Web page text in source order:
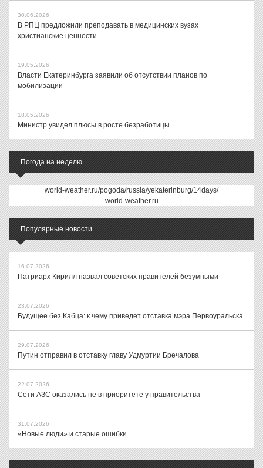
30.06.2026
В РПЦ предложили преподавать в медицинских вузах
христианские ценности
19.05.2026
Власти Екатеринбурга заявили об отсутствии планов по
мобилизации
18.05.2026
Министр увидел плюсы в росте безработицы
Погода на неделю
world-weather.ru/pogoda/russia/yekaterinburg/14days/
world-weather.ru
Популярные новости
16.07.2026
Патриарх Кирилл назвал советских правителей безумными
23.07.2026
Будущее без Кабца: к чему приведет отставка мэра Первоуральска
29.07.2026
Путин отправил в отставку главу Удмуртии Бречалова
22.07.2026
Сети АЗС оказались не в приоритете у правительства
31.07.2026
«Новые люди» и старые ошибки